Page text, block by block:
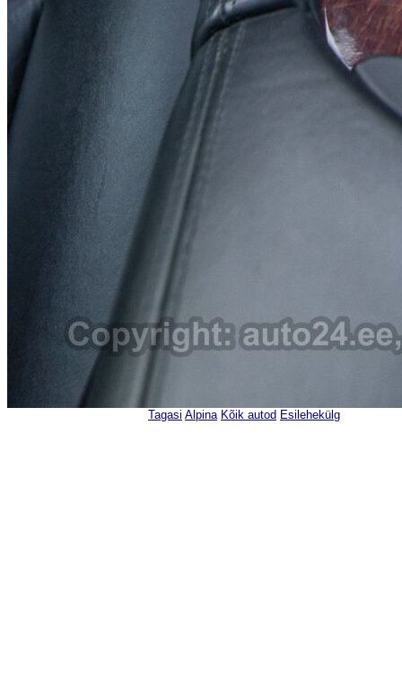
Tagasi Alpina Kõik autod Esilehekülg